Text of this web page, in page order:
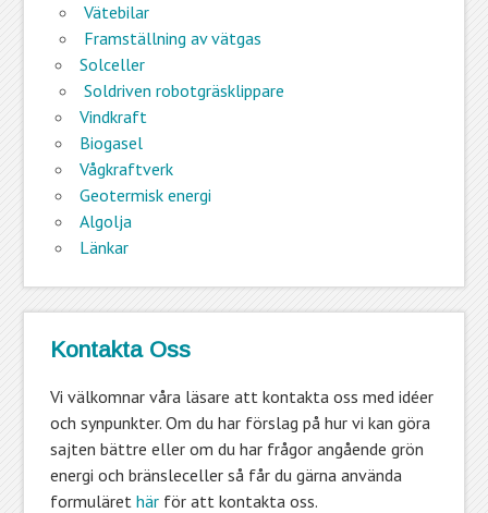
Vätebilar
Framställning av vätgas
Solceller
Soldriven robotgräsklippare
Vindkraft
Biogasel
Vågkraftverk
Geotermisk energi
Algolja
Länkar
Kontakta Oss
Vi välkomnar våra läsare att kontakta oss med idéer
och synpunkter. Om du har förslag på hur vi kan göra
sajten bättre eller om du har frågor angående grön
energi och bränsleceller så får du gärna använda
formuläret härför att kontakta oss.